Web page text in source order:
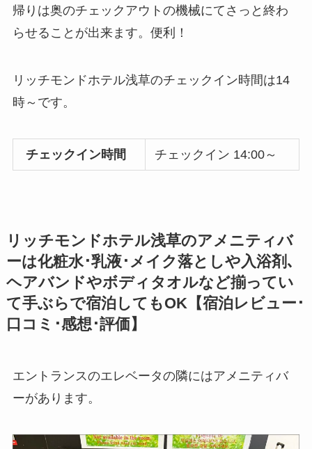
帰りは奥のチェックアウトの機械にてさっと終わ
らせることが出来ます。便利！
リッチモンドホテル浅草のチェックイン時間は14
時～です。
チェックイン時間 チェックイン 14:00～
リッチモンドホテル浅草のアメニティバ
ーは化粧水･乳液･メイク落としや入浴剤､
ヘアバンドやボディタオルなど揃ってい
て手ぶらで宿泊してもOK【宿泊レビュー･
口コミ･感想･評価】
エントランスのエレベータの隣にはアメニティバ
ーがあります。